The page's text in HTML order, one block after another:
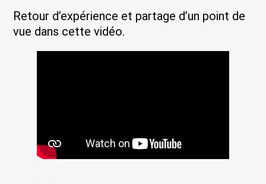
Retour d’expérience et partage d’un point de
vue dans cette vidéo.